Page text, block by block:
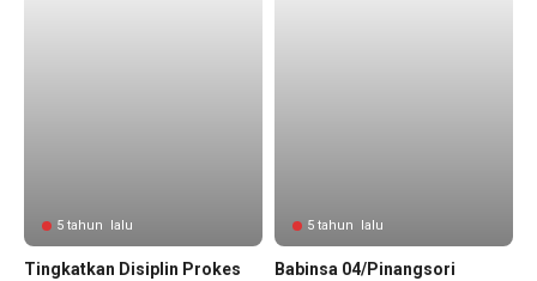
5 tahun lalu
Tingkatkan Disiplin Prokes
5 tahun lalu
Babinsa 04/Pinangsori